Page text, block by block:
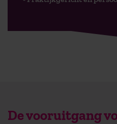
De vooruitgang